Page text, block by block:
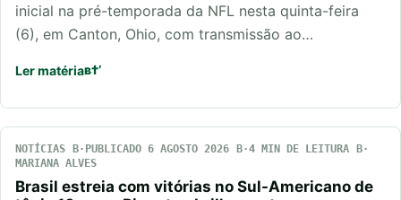
inicial na pré-temporada da NFL nesta quinta-feira
(6), em Canton, Ohio, com transmissão ao…
Ler matéria
NOTÍCIAS PUBLICADO 6 AGOSTO 2026
4 MIN DE LEITURA
MARIANA ALVES
Brasil estreia com vitórias no Sul-Americano de